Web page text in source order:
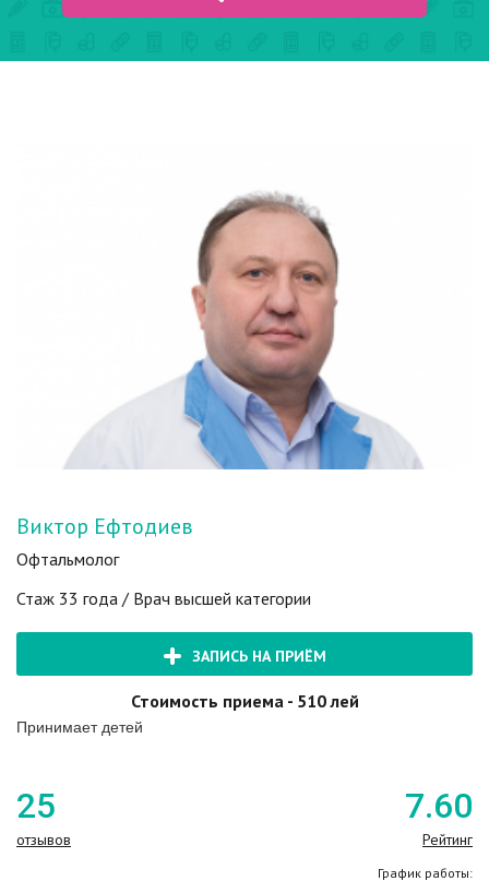
Виктор Ефтодиев
Офтальмолог
Стаж 33 года / Врач высшей категории
ЗАПИСЬ НА ПРИЁМ
Стоимость приема - 510 лей
Принимает детей
25
отзывов
7.60
Рейтинг
График работы: